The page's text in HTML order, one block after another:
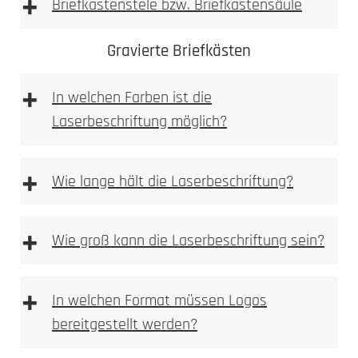
essighaltigen Reinigungsmittel verwenden
unserem Pflegeratgeber.
+ Briefkastenstele bzw. Briefkastensäule
Gravierte Briefkästen
+
In welchen Farben ist die
Laserbeschriftung möglich?
+ Wie lange hält die Laserbeschriftung?
+ Wie groß kann die Laserbeschriftung sein?
+
In welchen Format müssen Logos
bereitgestellt werden?